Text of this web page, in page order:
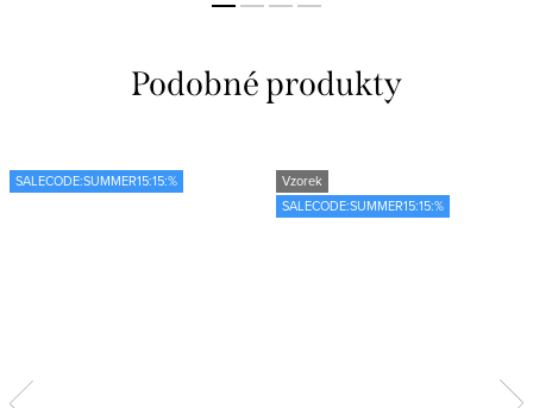
SALECODE:SUMMER15:15:%
Vzorek
SALECODE:SUMMER15:15:%